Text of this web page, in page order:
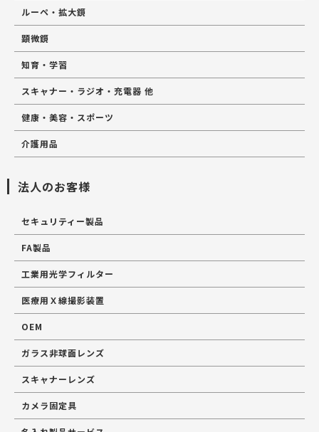
ルーペ・拡大鏡
顕微鏡
知育・学習
スキャナー・ラジオ・充電器 他
健康・美容・スポーツ
介護用品
法人のお客様
セキュリティー製品
FA製品
工業用光学フィルター
医療用Ｘ線撮影装置
OEM
ガラス非球面レンズ
スキャナーレンズ
カメラ固定具